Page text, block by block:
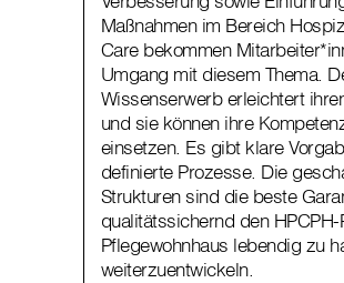
Maßnahmen im Bereich
Care bekommen
Umgang mit diesem Thema.
Wissenserwerb erleichtert
und sie können ihre
einsetzen. Es gibt klare
definierte Prozesse. Die
Strukturen sind die beste
qualitätssichernd den
Pflegewohnhaus lebendig zu
weiterzuentwickeln.